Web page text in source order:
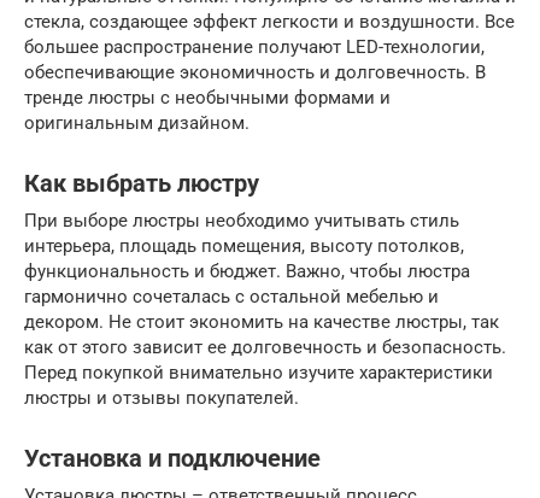
стекла, создающее эффект легкости и воздушности. Все
большее распространение получают LED-технологии,
обеспечивающие экономичность и долговечность. В
тренде люстры с необычными формами и
оригинальным дизайном.
Как выбрать люстру
При выборе люстры необходимо учитывать стиль
интерьера, площадь помещения, высоту потолков,
функциональность и бюджет. Важно, чтобы люстра
гармонично сочеталась с остальной мебелью и
декором. Не стоит экономить на качестве люстры, так
как от этого зависит ее долговечность и безопасность.
Перед покупкой внимательно изучите характеристики
люстры и отзывы покупателей.
Установка и подключение